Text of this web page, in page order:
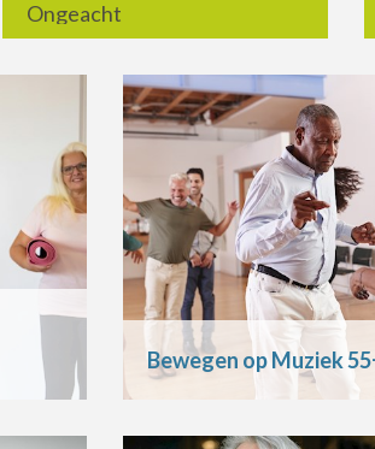
Ongeacht
Bewegen op Muziek